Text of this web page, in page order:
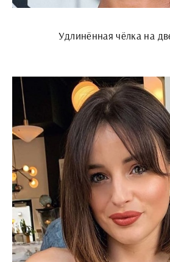
Удлинённая чёлка на